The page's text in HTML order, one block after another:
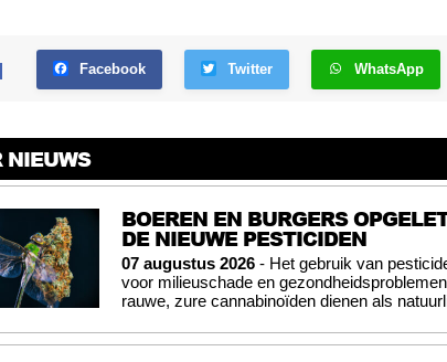
Facebook Twitter WhatsApp
NIEUWS
BOEREN EN BURGERS
DE NIEUWE PESTICIDEN
07 augustus 2026 - Het gebruik van
voor milieuschade en
rauwe, zure cannabinoïden dienen als